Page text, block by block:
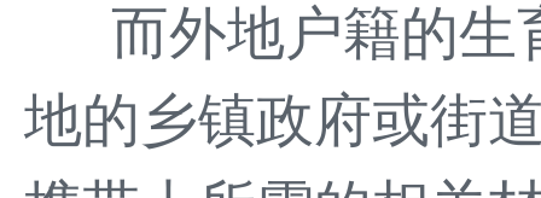
而外地户籍的生
地的乡镇政府或街